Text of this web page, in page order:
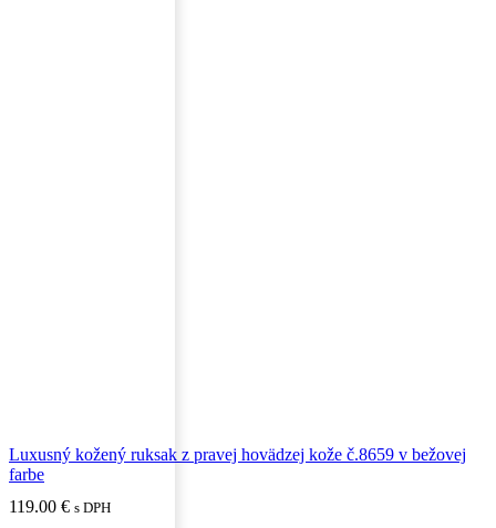
Luxusný kožený ruksak z pravej hovädzej kože č.8659 v bežovej
farbe
119.00 € s DPH